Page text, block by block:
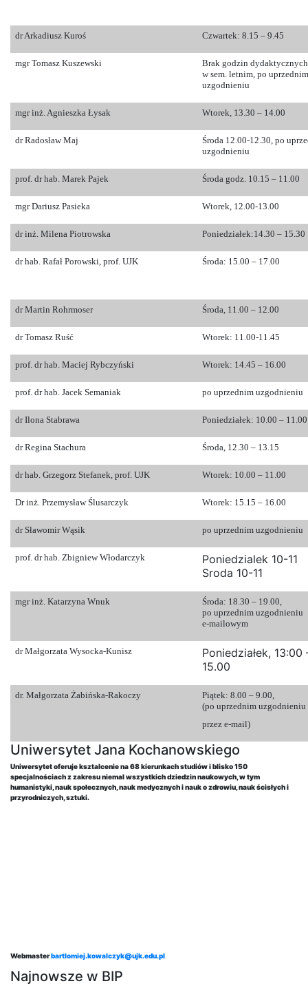
dr Arkadiusz Kuroś Czwartek: 8.15 – 9.45
mgr Tomasz Kuszewski
Brak godzin dydaktycznych
w sem. letnim, po uprzednim
uzgodnieniu
mgr inż. Agnieszka Łysak Wtorek, 13.30 – 14.00
dr Radosław Maj
Środa 12.00-12.30, po
uzgodnieniu
prof. dr hab. Marek Pajek Środa godz. 10.15 – 11.00
mgr Dariusz Pasieka Wtorek, 12.00-13.00
dr inż. Milena Piotrowska Poniedziałek:14.30 – 15.30
dr hab. Rafał Porowski, prof. UJK Środa: 15.00 – 17.00
dr Martin Rohrmoser Środa, 11.00 – 12.00
dr Tomasz Ruść Wtorek: 11.00-11.45
prof. dr hab. Maciej Rybczyński Wtorek: 14.45 – 16.00
prof. dr hab. Jacek Semaniak po uprzednim uzgodnieniu
dr Ilona Stabrawa Poniedziałek: 10.00 – 11.00
dr Regina Stachura Środa, 12.30 – 13.15
dr hab. Grzegorz Stefanek, prof. UJK Wtorek: 10.00 – 11.00
Dr inż. Przemysław Ślusarczyk Wtorek: 15.15 – 16.00
dr Sławomir Wąsik po uprzednim uzgodnieniu
prof. dr hab. Zbigniew Włodarczyk
Poniedzialek 10-11
Sroda 10-11
mgr inż. Katarzyna Wnuk
Środa: 18.30 – 19.00,
po uprzednim uzgodnieniu
e-mailowym
dr Małgorzata Wysocka-Kunisz
Poniedziałek, 13:00
15.00
dr. Małgorzata Żabińska-Rakoczy
Piątek: 8.00 – 9.00,
(po uprzednim uzgodnieniu
przez e-mail)
Uniwersytet Jana Kochanowskiego
Uniwersytet oferuje ksztalcenie na 68 kierunkach studiów i blisko 150
specjalnościach z zakresu niemal wszystkich dziedzin naukowych, w tym
humanistyki, nauk społecznych, nauk medycznych i nauk o zdrowiu, nauk ścisłych i
przyrodniczych, sztuki.
Webmasterbartlomiej.kowalczyk@ujk.edu.pl
Najnowsze w BIP